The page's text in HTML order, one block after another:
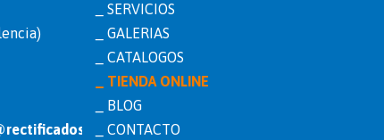
SERVICIOS
GALERIAS
CATALOGOS
TIENDA ONLINE
BLOG
CONTACTO